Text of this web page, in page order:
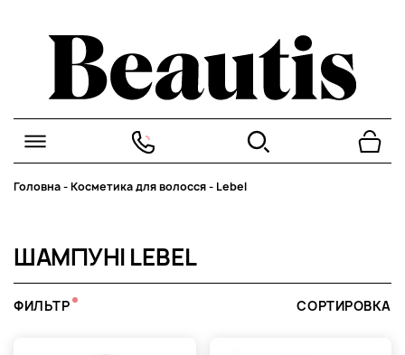
Головна-Косметика для волосся- Lebel
ШАМПУНІ LEBEL
ФИЛЬТР СОРТИРОВКА